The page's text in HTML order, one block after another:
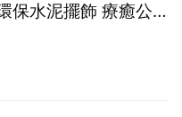
保水泥擺飾 療癒公